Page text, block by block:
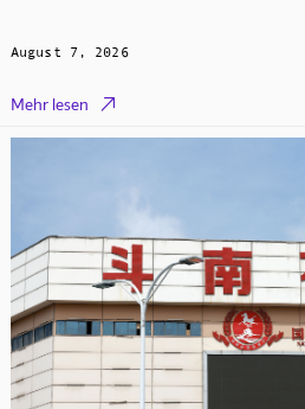
August 7, 2026
Mehr lesen 